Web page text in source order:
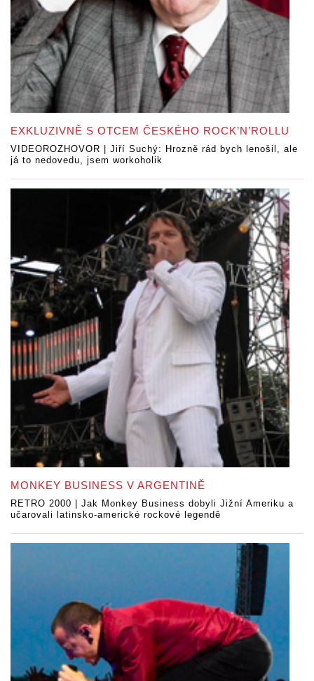
EXKLUZIVNĚ S OTCEM ČESKÉHO ROCK’N’ROLLU
VIDEOROZHOVOR | Jiří Suchý: Hrozně rád bych lenošil, ale
já to nedovedu, jsem workoholik
MONKEY BUSINESS V ARGENTINĚ
RETRO 2000 | Jak Monkey Business dobyli Jižní Ameriku a
učarovali latinsko-americké rockové legendě